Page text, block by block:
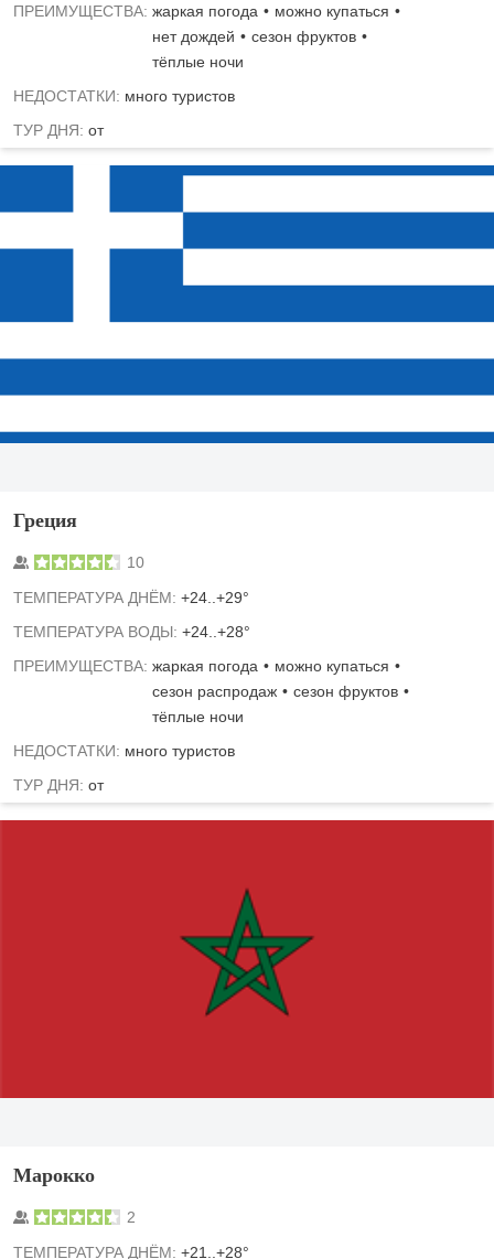
ПРЕИМУЩЕСТВА: жаркая погода
можно купаться
нет дождей
сезон фруктов
тёплые ночи
НЕДОСТАТКИ: много туристов
ТУР ДНЯ: от
Греция
10
TЕМПЕРАТУРА ДНЁМ: +24..+29°
ТЕМПЕРАТУРА ВОДЫ: +24..+28°
ПРЕИМУЩЕСТВА: жаркая погода
можно купаться
сезон распродаж
сезон фруктов
тёплые ночи
НЕДОСТАТКИ: много туристов
ТУР ДНЯ: от
Марокко
2
TЕМПЕРАТУРА ДНЁМ: +21..+28°